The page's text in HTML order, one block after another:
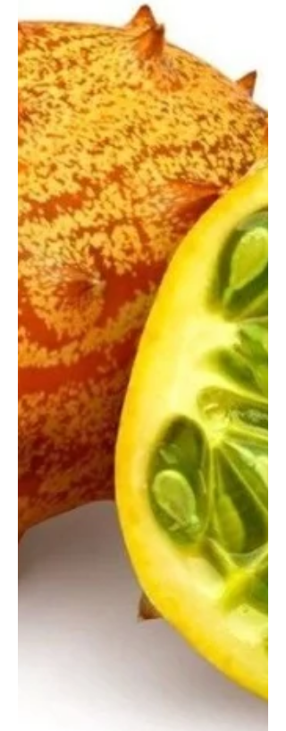
Портулак огородный / дандур - (лат.
Portúlaca olerácea) растение
семейства Портулаковые, вид рода
Портулак. В Евразии (и на
территории...